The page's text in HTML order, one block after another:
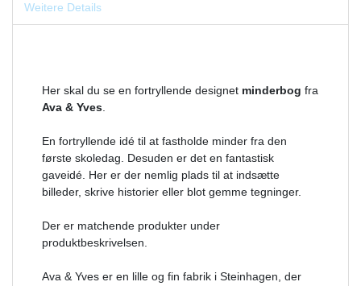
Weitere Details
Her skal du se en fortryllende designet minderbog fra
Ava & Yves
En fortryllende idé til at fastholde minder fra den
første skoledag. Desuden er det en fantastisk
gaveidé. Her er der nemlig plads til at indsætte
billeder, skrive historier eller blot gemme tegninger.
Der er matchende produkter under
produktbeskrivelsen.
Ava & Yves er en lille og fin fabrik i Steinhagen, der